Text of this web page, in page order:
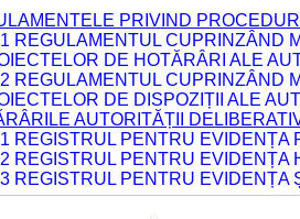
PRIVIND
REGULAMENTUL CUPRINZÂND
DE HOTĂRÂRI ALE
REGULAMENTUL CUPRINZÂND
DE DISPOZIȚII ALE
AUTORITĂȚII
REGISTRUL PENTRU EVIDENȚA
REGISTRUL PENTRU EVIDENȚA
REGISTRUL PENTRU EVIDENȚA